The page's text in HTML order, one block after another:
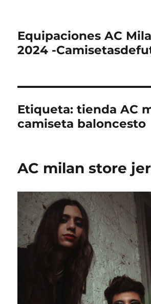
Equipaciones AC
2024 -
Etiqueta:tienda AC
camiseta baloncesto
AC milan store